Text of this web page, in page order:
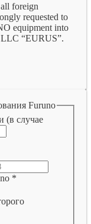
foreign
requested to
equipment into
“EURUS”.
Furuno
(в случае
*